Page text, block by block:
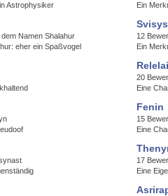
Astrophysiker
Ein
Namen Shalahur
eher ein Spaßvogel
Svisys
12
Ein
20
Eine
Fenin
15
Eine
17
Eine